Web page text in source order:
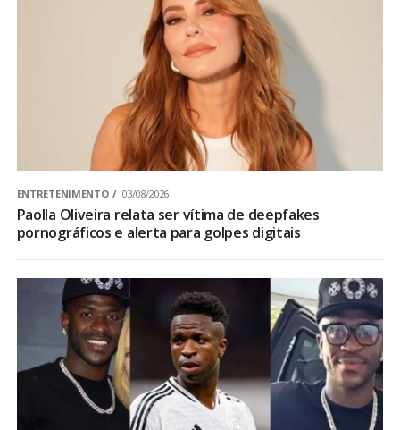
ENTRETENIMENTO 03/08/2026
Paolla Oliveira relata ser vítima de deepfakes
pornográficos e alerta para golpes digitais